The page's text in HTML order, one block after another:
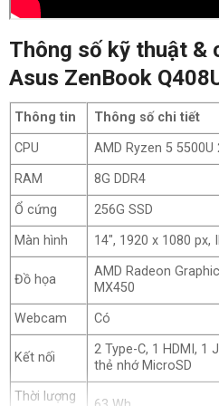
Thông số kỹ thuật &
Asus ZenBook
Thông tin
Thông số chi tiết
CPU
AMD Ryzen 55500U
RAM
8G DDR4
Ổ cứng
256G SSD
Màn hình
14″, 1920 x 1080 px,
Đồ họa
AMD Radeon
MX450
Webcam
Có
Kết nối
2 Type-C, 1 HDMI, 1
thẻ nhớ MicroSD
Thời lượng